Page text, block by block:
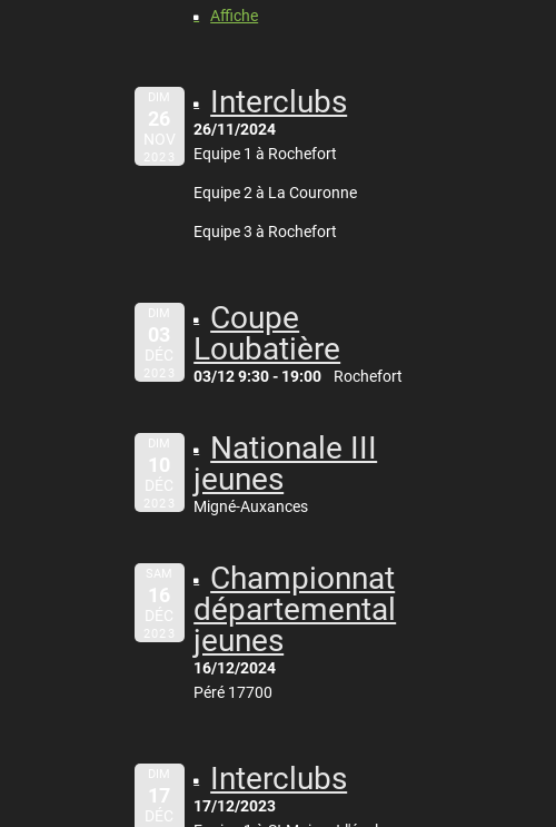
Affiche
DIM
26
NOV
2023
Interclubs
26/11/2024
Equipe 1 à Rochefort
Equipe 2 à La Couronne
Equipe 3 à Rochefort
DIM
03
DÉC
2023
Coupe
Loubatière
03/12 9:30 - 19:00 Rochefort
DIM
10
DÉC
2023
Nationale III
jeunes
Migné-Auxances
SAM
16
DÉC
2023
Championnat
départemental
jeunes
16/12/2024
Péré 17700
DIM
17
DÉC
Interclubs
17/12/2023